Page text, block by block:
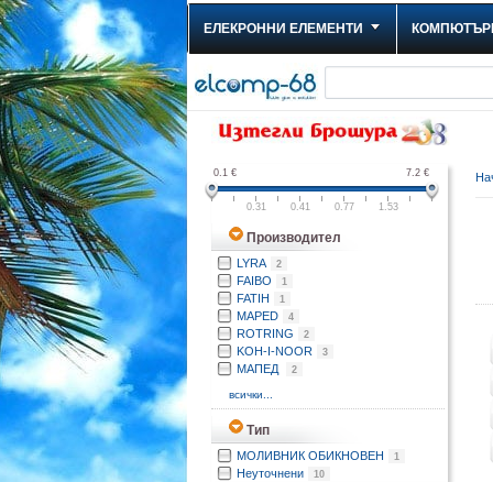
ЕЛЕКРОННИ ЕЛЕМЕНТИ
0.1 € 7.2 €
0.31 0.41 0.77 1.53
Производител
LYRA 2
FAIBO 1
FATIH 1
MAPED 4
ROTRING 2
KOH-I-NOOR 3
МАПЕД 2
всички...
Тип
МОЛИВНИК ОБИКНОВЕН 1
Неуточнени 10